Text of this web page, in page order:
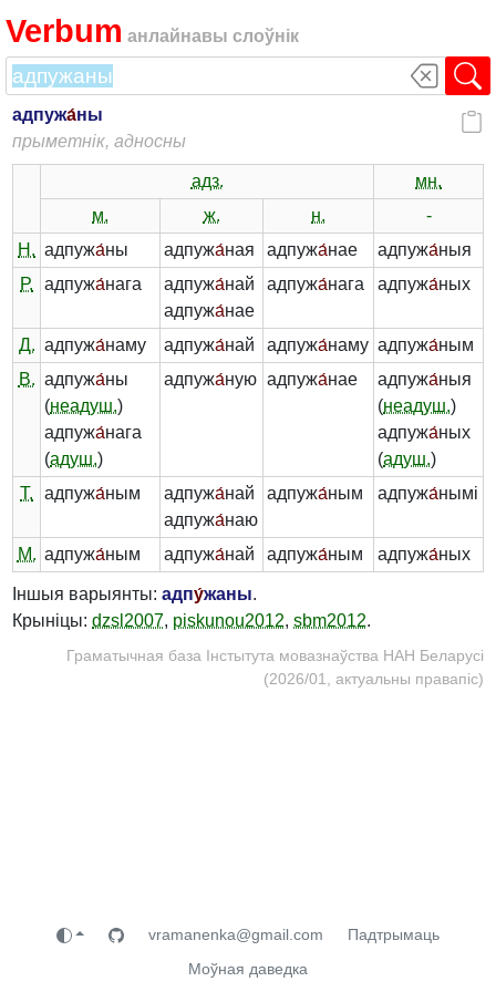
Verbum анлайнавы слоўнік
адпужа́ны
прыметнік, адносны
адз.
мн.
м.
ж. н.
-
Н. адпужа́ны адпужа́ная адпужа́нае адпужа́ныя
Р.
адпужа́нага адпужа́най
адпужа́нае
адпужа́нага адпужа́ных
Д. адпужа́наму адпужа́най адпужа́наму адпужа́ным
В. адпужа́ны
(неадуш.)
адпужа́нага
(адуш.)
адпужа́ную адпужа́нае адпужа́ныя
(неадуш.)
адпужа́ных
(адуш.)
Т.
адпужа́ным адпужа́най
адпужа́наю
адпужа́ным адпужа́нымі
М. адпужа́ным адпужа́най адпужа́ным адпужа́ных
Іншыя варыянты: адпу́жаны.
Крыніцы: dzsl2007, piskunou2012, sbm2012.
Граматычная база Інстытута мовазнаўства НАН Беларусі
(2026/01, актуальны правапіс)
vramanenka@gmail.com
Падтрымаць
Моўная даведка